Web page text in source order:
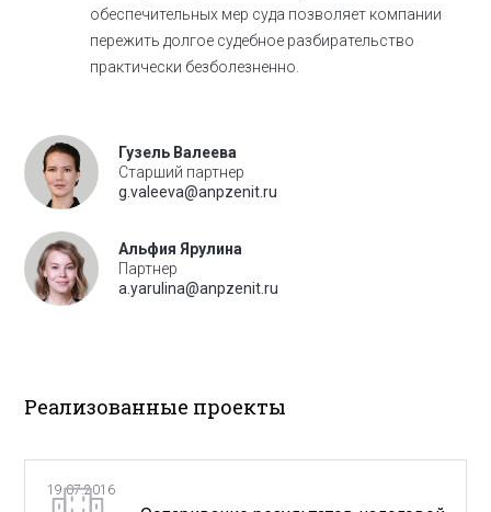
обеспечительных мер суда позволяет компании
пережить долгое судебное разбирательство
практически безболезненно.
Гузель Валеева
Старший партнер
g.valeeva@anpzenit.ru
Альфия Ярулина
Партнер
a.yarulina@anpzenit.ru
Реализованные проекты
19.07.2016